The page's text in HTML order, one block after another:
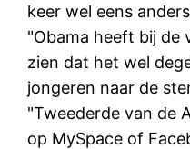
keer wel eens
"Obama heeft bij de
zien dat het wel
jongeren naar de
"Tweederde van de
op MySpace of